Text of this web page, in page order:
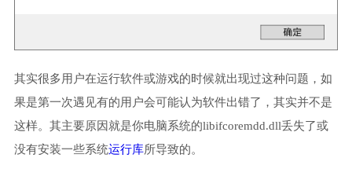
其实很多用户在运行软件或游戏的时候就出现过这种问题，如
果是第一次遇见有的用户会可能认为软件出错了，其实并不是
这样。其主要原因就是你电脑系统的libifcoremdd.dll丢失了或
没有安装一些系统运行库所导致的。